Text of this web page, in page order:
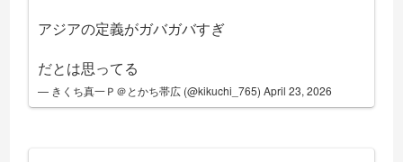
アジアの定義がガバガバすぎ
だとは思ってる
— きくち真一Ｐ＠とかち帯広 (@kikuchi_765)April 23, 2026